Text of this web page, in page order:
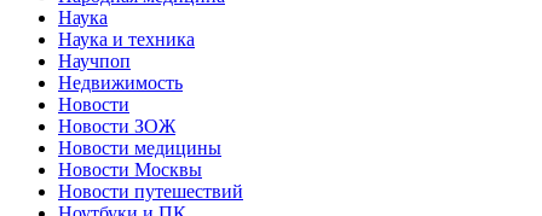
Наука
Наука и техника
Научпоп
Недвижимость
Новости
Новости ЗОЖ
Новости медицины
Новости Москвы
Новости путешествий